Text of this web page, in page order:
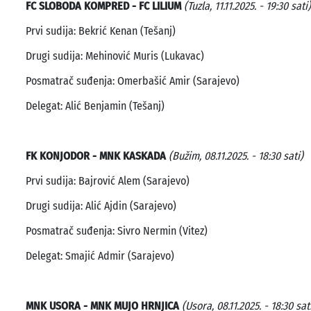
FC SLOBODA KOMPRED - FC LILIUM (Tuzla, 11.11.2025. - 19:30 sati)
Prvi sudija: Bekrić Kenan (Tešanj)
Drugi sudija: Mehinović Muris (Lukavac)
Posmatrač suđenja: Omerbašić Amir (Sarajevo)
Delegat: Alić Benjamin (Tešanj)
FK KONJODOR - MNK KASKADA (Bužim, 08.11.2025. - 18:30 sati)
Prvi sudija: Bajrović Alem (Sarajevo)
Drugi sudija: Alić Ajdin (Sarajevo)
Posmatrač suđenja: Sivro Nermin (Vitez)
Delegat: Smajić Admir (Sarajevo)
MNK USORA - MNK MUJO HRNJICA (Usora, 08.11.2025. - 18:30